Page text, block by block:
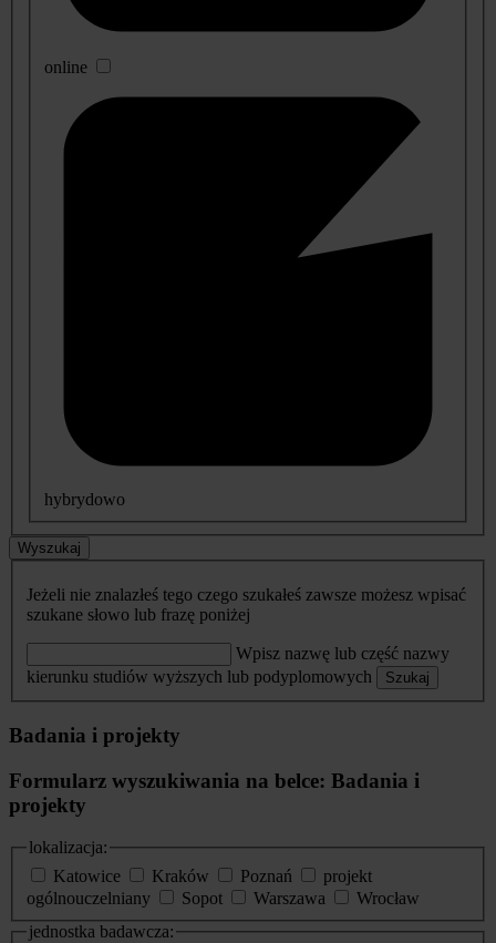
online
hybrydowo
Wyszukaj
Jeżeli nie znalazłeś tego czego szukałeś zawsze możesz wpisać
szukane słowo lub frazę poniżej
Wpisz nazwę lub część nazwy
kierunku studiów wyższych lub podyplomowych
Szukaj
Badania i projekty
Formularz wyszukiwania na belce: Badania i
projekty
lokalizacja:
Katowice
Kraków Poznań
projekt
ogólnouczelniany
Sopot Warszawa
Wrocław
jednostka badawcza: